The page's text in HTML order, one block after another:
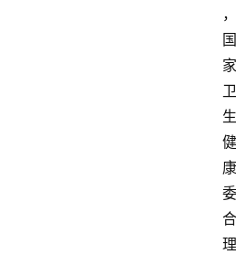
，
国
家
卫
生
健
康
委
合
理